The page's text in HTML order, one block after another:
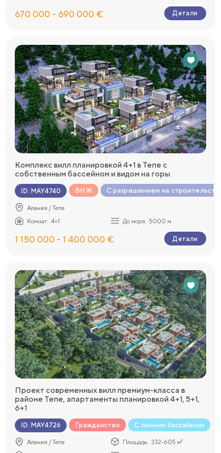
670 000 - 690 000 € Детали
Комплекс вилл планировкой 4+1 в Тепе с
собственным бассейном и видом на горы
ID: MAY4740 ВНЖ С разрешением на
Алания / Тепе
Комнат: 4+1 До моря: 5000 м
1 150 000 - 1 400 000 € Детали
Проект современных вилл премиум-класса в
районе Тепе, апартаменты планировкой 4+1, 5+1,
6+1
ID: MAY4726 Гражданство С личным бассейном
Алания / Тепе Площадь: 332-605 м²